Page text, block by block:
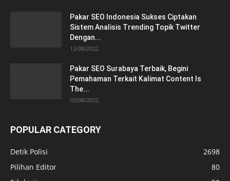
Pakar SEO Indonesia Sukses Ciptakan
Sistem Analisis Trending Topik Twitter
Dengan...
12/08/2022
Pakar SEO Surabaya Terbaik, Begini
Pemahaman Terkait Kalimat Content Is
The...
03/08/2022
POPULAR CATEGORY
Detik Polisi
2698
Pilihan Editor
80